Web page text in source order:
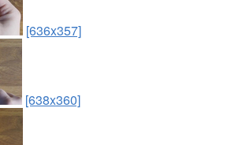
[636x357]
[638x360]